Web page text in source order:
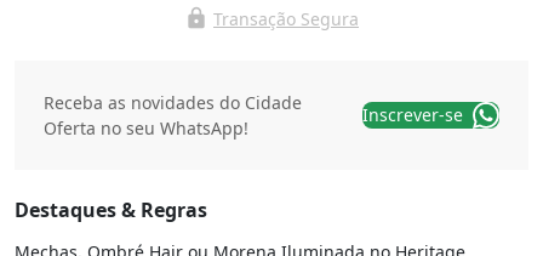
lock Transação Segura
Receba as novidades do Cidade
Oferta no seu WhatsApp!
Inscrever-se
Destaques & Regras